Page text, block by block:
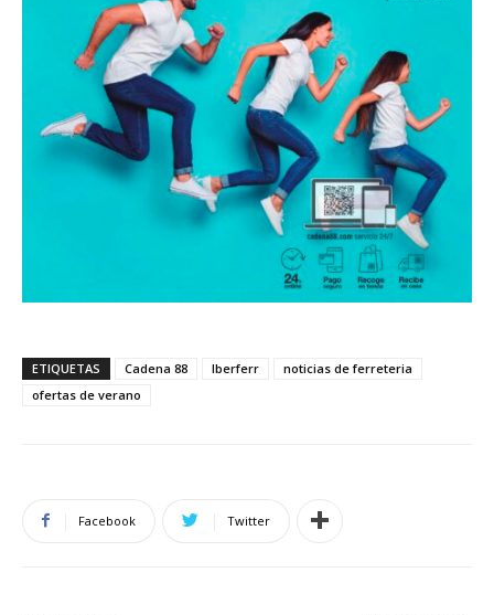
ETIQUETAS Cadena 88 Iberferr
noticias de ferreteria
ofertas de verano
Facebook Twitter